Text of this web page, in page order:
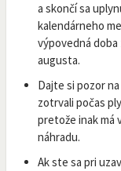
a skončí sa
kalendárneho
výpovedná doba
augusta.
Dajte si pozor
zotrvali počas
pretože inak má
náhradu.
Ak ste sa pri